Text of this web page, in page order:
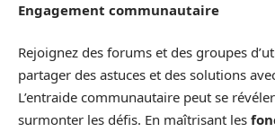
Engagement communautaire
Rejoignez des forums et des groupes
partager des astuces et des solutions
L’entraide communautaire peut se
surmonter les défis. En maîtrisant les